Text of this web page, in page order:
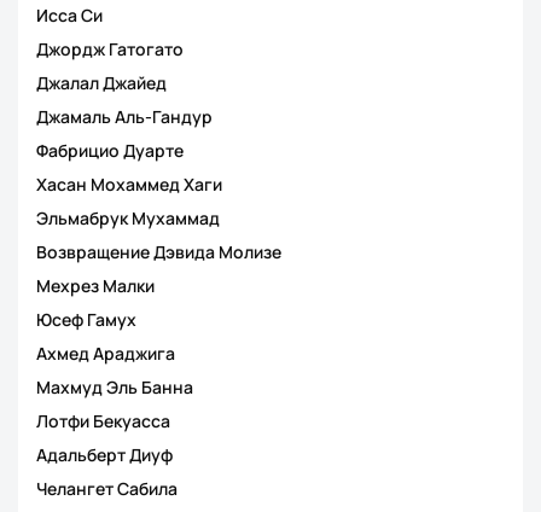
Исса Си
Джордж Гатогато
Джалал Джайед
Джамаль Аль-Гандур
Фабрицио Дуарте
Хасан Мохаммед Хаги
Эльмабрук Мухаммад
Возвращение Дэвида Молизе
Мехрез Малки
Юсеф Гамух
Ахмед Араджига
Махмуд Эль Банна
Лотфи Бекуасса
Адальберт Диуф
Челангет Сабила